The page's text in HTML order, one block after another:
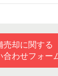
居抜き売却物件の
却物件の案件一覧
焼の居抜き売却物
却物件の案件一覧
ングバーの居抜き
の居抜き売却物件
店の居抜き売却物
売却に関する
合わせフォー